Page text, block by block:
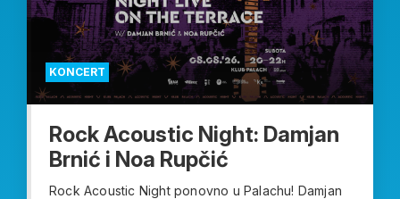
KONCERT
Rock Acoustic Night: Damjan
Brnić i Noa Rupčić
Rock Acoustic Night ponovno u Palachu! Damjan